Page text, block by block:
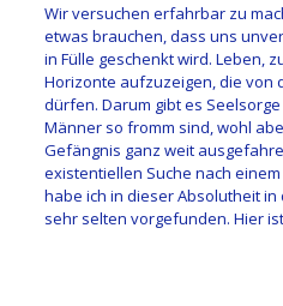
Wir versuchen erfahrbar zu
etwas brauchen, dass uns
in Fülle geschenkt wird. Leben,
Horizonte aufzuzeigen, die von
dürfen. Darum gibt es
Männer so fromm sind, wohl
Gefängnis ganz weit
existentiellen Suche nach
habe ich in dieser Absolutheit
sehr selten vorgefunden. Hier